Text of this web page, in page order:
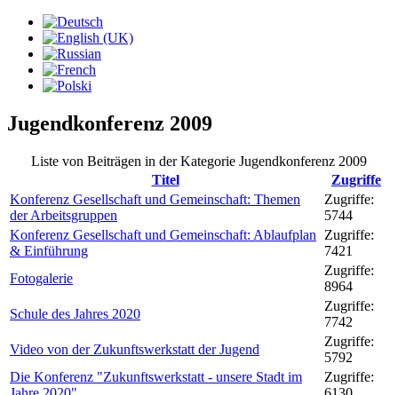
Jugendkonferenz 2009
Liste von Beiträgen in der Kategorie Jugendkonferenz 2009
Titel
Zugriffe
Konferenz Gesellschaft und Gemeinschaft: Themen
der Arbeitsgruppen
Zugriffe:
5744
Konferenz Gesellschaft und Gemeinschaft: Ablaufplan
& Einführung
Zugriffe:
7421
Fotogalerie
Zugriffe:
8964
Schule des Jahres 2020
Zugriffe:
7742
Video von der Zukunftswerkstatt der Jugend
Zugriffe:
5792
Die Konferenz "Zukunftswerkstatt - unsere Stadt im
Zugriffe: